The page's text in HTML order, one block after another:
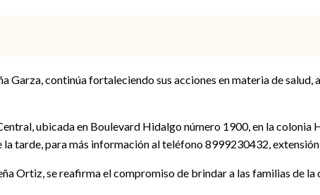
Garza, continúa fortaleciendo sus acciones en materia de
ubicada en Boulevard Hidalgo número 1900, en la colonia
la tarde, para más información al teléfono 8999230432,
Ortiz, se reafirma el compromiso de brindar a las familias de